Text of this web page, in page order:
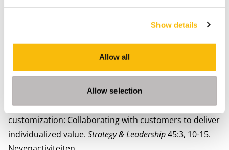
Show details
Allow all
Allow selection
purpose and work engagement.Management Revue,
Tools Can Enhance Marketing Research.
Neuroscience. 14:577666. doi:
10.3389/fnins.2020.577666.
Loef, J., Pine, J. & Robben, H. (2017). Co-creating
customization: Collaborating with customers to deliver
individualized value. Strategy & Leadership45:3, 10-15.